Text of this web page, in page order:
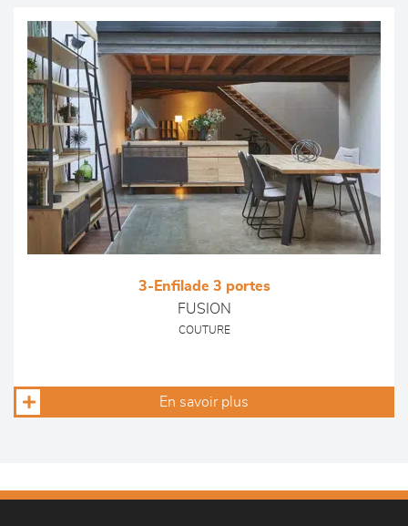
3-Enfilade 3 portes
FUSION
COUTURE
En savoir plus